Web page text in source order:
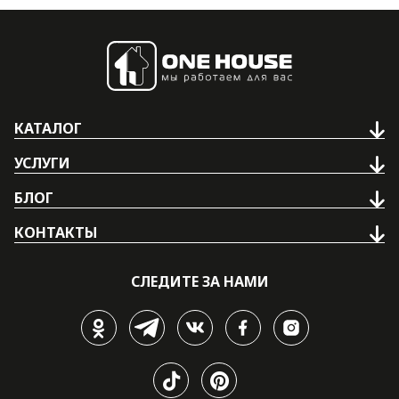
КАТАЛОГ
УСЛУГИ
БЛОГ
КОНТАКТЫ
СЛЕДИТЕ ЗА НАМИ